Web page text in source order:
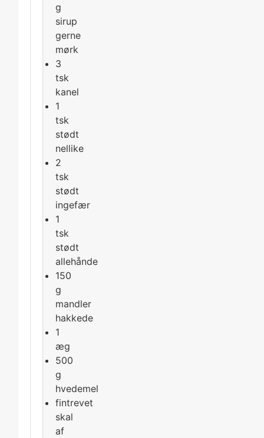
g
sirup
gerne
mørk
3
tsk
kanel
1
tsk
stødt
nellike
2
tsk
stødt
ingefær
1
tsk
stødt
allehånde
150
g
mandler
hakkede
1
æg
500
g
hvedemel
fintrevet
skal
af